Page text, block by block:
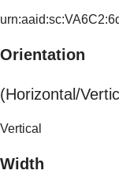
Orientation
(Horizontal/
Vertical
Width